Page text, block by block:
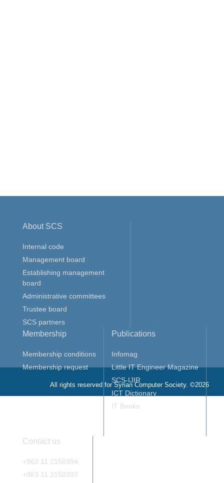
About SCS
Internal code
Management board
Establishing management
board
Administrative committees
Trustee board
SCS partners
Membership
Membership conditions
Membership request
Publications
Infomag
Little IT Engineer Magazine
SCS-IJIR
ICT Dictionary
IT Books
Contact us
+963 11 2150394
+963 11 2150393
All rights reserved for Syrian Computer Society. ©2026